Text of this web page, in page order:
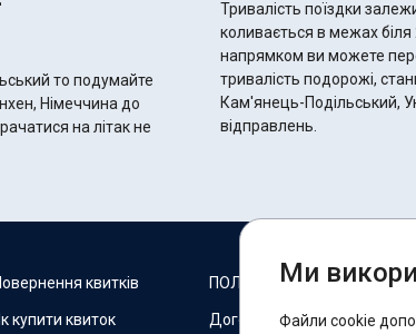
то подумайте
Німеччина до
на літак не
Тривалість поїздки
коливається в межах біля 25 годин 50
напрямком ви можете
тривалість подорожі,
Кам'янець-Подільський,
відправлень.
квитків
купити квиток
ПОЛІТИКА COOKIES
Договір оферти
Ми
Файли cookie